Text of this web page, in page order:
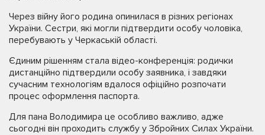
Через війну його родина опинилася в різних регіонах
України. Сестри, які могли підтвердити особу чоловіка,
перебувають у Черкаській області.
Єдиним рішенням стала відео-конференція: родички
дистанційно підтвердили особу заявника, і завдяки
сучасним технологіям вдалося офіційно розпочати
процес оформлення паспорта.
Для пана Володимира це особливо важливо, адже
сьогодні він проходить службу у Збройних Силах України.